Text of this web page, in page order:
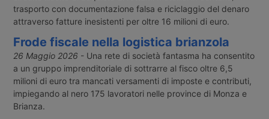
trasporto con documentazione falsa e riciclaggio del denaro
attraverso fatture inesistenti per oltre 16 milioni di euro.
Frode fiscale nella logistica brianzola
26 Maggio 2026 - Una rete di società fantasma ha consentito
a un gruppo imprenditoriale di sottrarre al fisco oltre 6,5
milioni di euro tra mancati versamenti di imposte e contributi,
impiegando al nero 175 lavoratori nelle province di Monza e
Brianza.